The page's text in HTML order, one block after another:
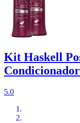
Kit Haskell
5.0